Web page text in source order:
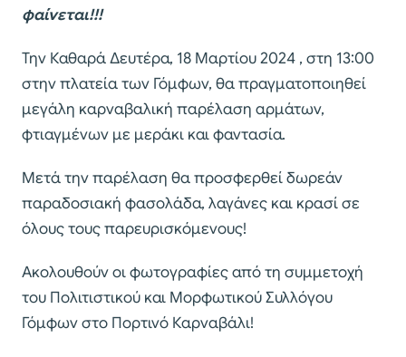
φαίνεται!!!
Την Καθαρά Δευτέρα, 18 Μαρτίου 2024 , στη 13:00
στην πλατεία των Γόμφων, θα πραγματοποιηθεί
μεγάλη καρναβαλική παρέλαση αρμάτων,
φτιαγμένων με μεράκι και φαντασία.
Μετά την παρέλαση θα προσφερθεί δωρεάν
παραδοσιακή φασολάδα, λαγάνες και κρασί σε
όλους τους παρευρισκόμενους!
Ακολουθούν οι φωτογραφίες από τη συμμετοχή
του Πολιτιστικού και Μορφωτικού Συλλόγου
Γόμφων στο Πορτινό Καρναβάλι!